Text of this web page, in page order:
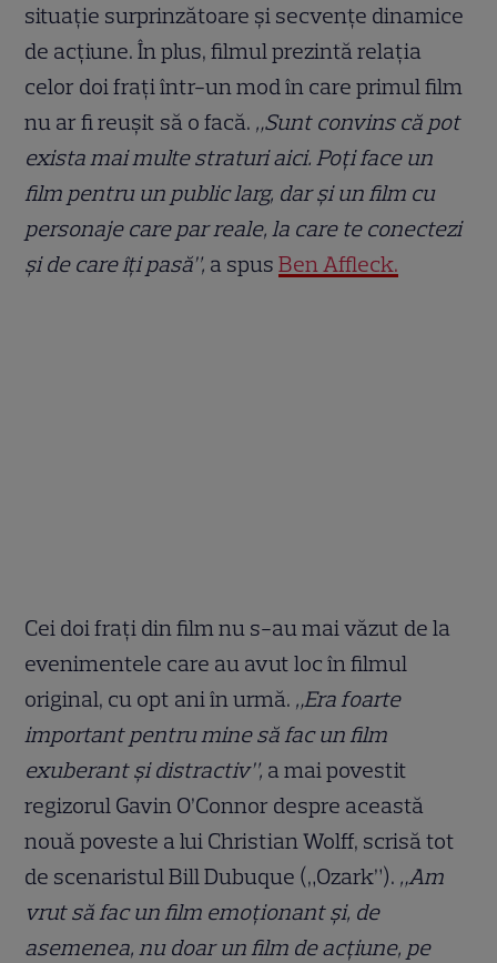
situație surprinzătoare și secvențe dinamice
de acțiune. În plus, filmul prezintă relația
celor doi frați într-un mod în care primul film
nu ar fi reușit să o facă. „Sunt convins că pot
exista mai multe straturi aici. Poți face un
film pentru un public larg, dar și un film cu
personaje care par reale, la care te conectezi
și de care îți pasă”, a spusBen Affleck.
Cei doi frați din film nu s-au mai văzut de la
evenimentele care au avut loc în filmul
original, cu opt ani în urmă. „Era foarte
important pentru mine să fac un film
exuberant și distractiv”, a mai povestit
regizorul Gavin O’Connor despre această
nouă poveste a lui Christian Wolff, scrisă tot
de scenaristul Bill Dubuque („Ozark”). „Am
vrut să fac un film emoționant și, de
asemenea, nu doar un film de acțiune, pe